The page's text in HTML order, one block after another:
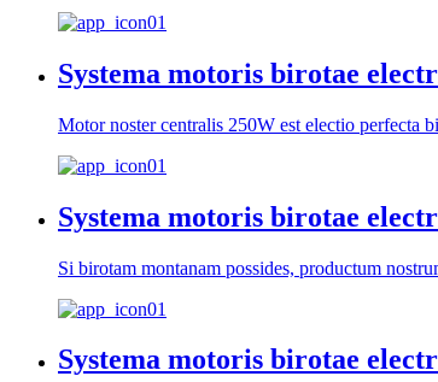
Systema motoris birotae
Motor noster centralis 250W est electio perfecta
Systema motoris birotae
Si birotam montanam possides, productum
Systema motoris birotae